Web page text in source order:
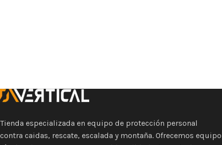
Tienda especializada en equipo de protección personal
contra caidas, rescate, escalada y montaña. Ofrecemos equipo